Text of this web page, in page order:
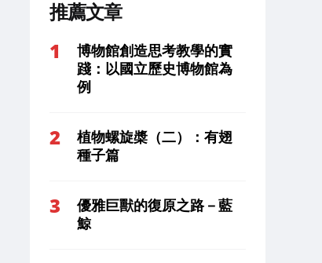
推薦文章
博物館創造思考教學的實
踐：以國立歷史博物館為
例
植物螺旋槳（二）：有翅
種子篇
優雅巨獸的復原之路－藍
鯨